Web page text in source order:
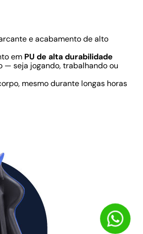
e acabamento de alto
em PU de alta durabilidade
— seja jogando, trabalhando ou
mesmo durante longas horas